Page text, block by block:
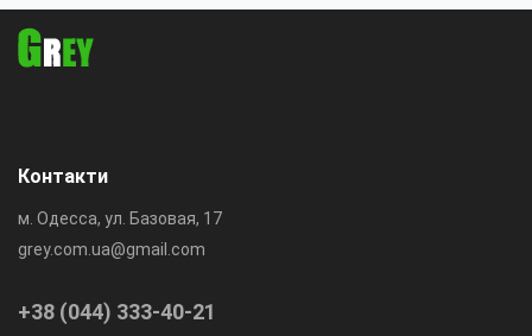
Контакти
м. Одесса, ул. Базовая, 17
grey.com.ua@gmail.com
+38 (044) 333-40-21